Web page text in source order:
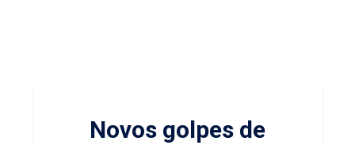
Novos golpes de